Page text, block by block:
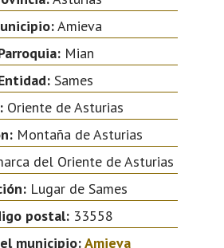
Amieva
Mian
Sames
Oriente de Asturias
Montaña de Asturias
del Oriente de Asturias
Lugar de Sames
postal:33558
municipio:Amieva